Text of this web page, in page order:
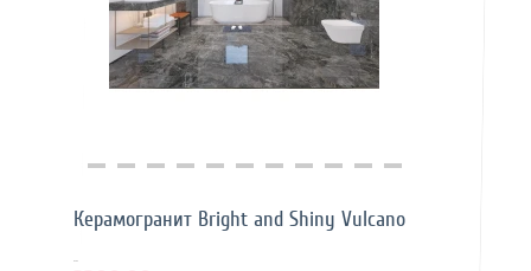
Купить в 1 клик
Керамогранит Bright and Shiny Vulcano
..